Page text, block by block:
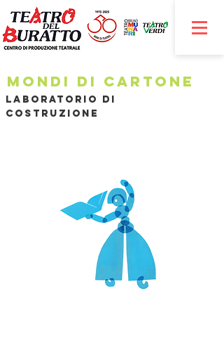
Mondi di cartone
Laboratorio di
costruzione